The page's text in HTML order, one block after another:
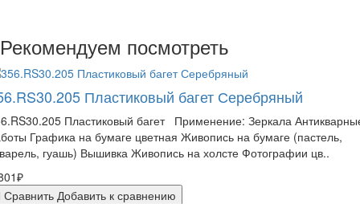
Рекомендуем посмотреть
Пластиковый багет Серебряный
Пластиковый багет Применение: Зеркала
Графика на бумаге цветная Живопись на бумаге (пастель,
гуашь) Вышивка Живопись на холсте Фотографии цв..
Сравнить Добавить к сравнению